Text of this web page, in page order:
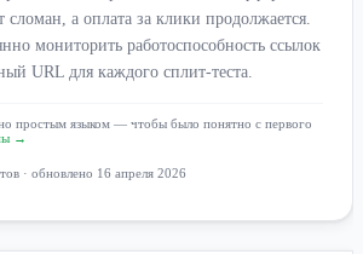
сломан, а оплата за клики продолжается.
мониторить работоспособность ссылок
URL для каждого сплит-теста.
простым языком — чтобы было понятно с первого
→
· обновлено 16 апреля 2026